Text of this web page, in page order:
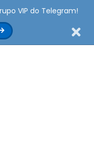
VIP do Telegram!